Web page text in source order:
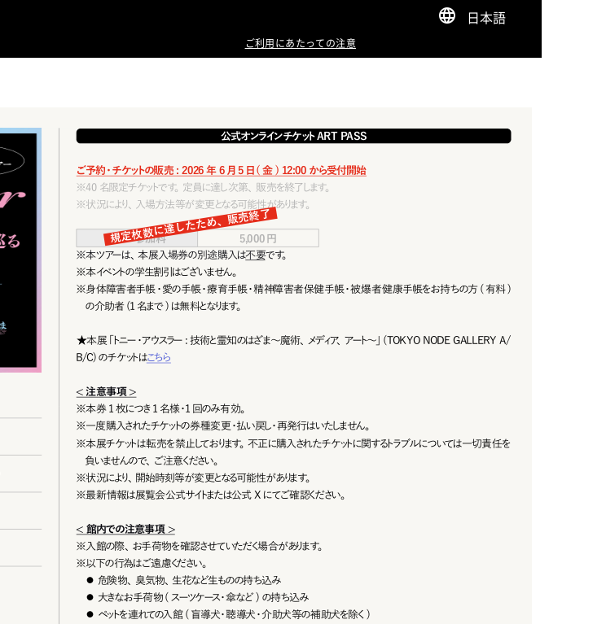
日本語
ご利用にあたっての注意
公式オンラインチケットART PASS
ご予約・チケットの販売: 2026年6月5日( 金) 12:00から受付開始
※40 名限定チケットです。定員に達し次第、販売を終了します。
※状 況 により、入 場 方 法 等 が 変 更となる可 能 性 が あります。
ツアー参加料
5,000円
※本ツアーは、本展入場 券の別途 購入は不要です。
※本イベントの学生割引はございません。
※身体障害者手帳・愛の手帳・療育手帳・精神障害者保健手帳・被爆者健康手帳をお持ちの方( 有料 )
の介助者 (1 名まで )は無料となります。
★本展「トニー・アウスラー: 技術と霊知のはざま～魔術、メディア、アート～」(TOKYO NODE GALLERY A/
B / C ) の チ ケ ットは こちら
<注意事項>
※本 券 1 枚につき 1 名様・1 回のみ有 効 。
※一 度 購 入 さ れ た チ ケ ット の 券 種 変 更 ・ 払 い 戻し・ 再 発 行 は い たしま せ ん 。
※本展チケットは転売を禁止しております。不正に購入されたチケットに関するトラブルについては一切責任を
負いません ので、ご 注 意ください 。
※状 況 により、開 始 時 刻 等 が 変 更となる可 能 性 が あります。
※最新情報は展覧会公式サイトまたは公式 Xにてご確認ください。
< 館内での注意事項 >
※入館の際、お手荷物を確認させていただく場合があります。
※以下の行為はご 遠 慮ください。
⚫ 危険物、臭気物、生花など生ものの持ち込み
⚫ 大きな お 手 荷 物 ( スーツケース・傘 など ) の 持 ち 込 み
⚫ ペットを連れての入館 ( 盲導犬・聴導犬・介助犬等の補助犬を除く)
規定枚数に達したため、販売終了